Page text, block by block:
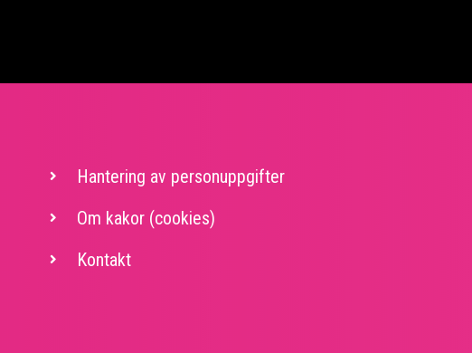
Sidfot
Hantering av personuppgifter
Om kakor (cookies)
Kontakt